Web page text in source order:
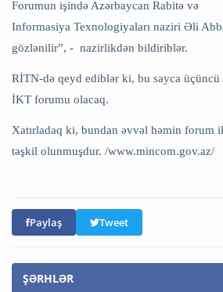
Forumun işində Azərbaycan Rabitə və
Informasiya Texnologiyaları naziri Əli
gözlənilir”, - nazirlikdən bildiriblər.
RİTN-də qeyd ediblər ki, bu sayca
İKT forumu olacaq.
Xatırladaq ki, bundan əvvəl həmin forum
təşkil olunmuşdur. /www.mincom.gov.az/
Paylaş Tweet
ŞƏRHLƏR